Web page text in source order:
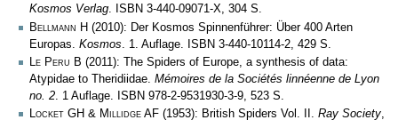
Kosmos Verlag. ISBN 3-440-09071-X, 304 S.
Bellmann H (2010): Der Kosmos Spinnenführer: Über 400 Arten
Europas. Kosmos . 1. Auflage. ISBN 3-440-10114-2, 429 S.
Le Peru B (2011): The Spiders of Europe, a synthesis of data:
Atypidae to Theridiidae. Mémoires de la Sociétés linnéenne de Lyon
no. 2. 1 Auflage. ISBN 978-2-9531930-3-9, 523 S.
Locket GH & Millidge AF (1953): British Spiders Vol. II. Ray Society,